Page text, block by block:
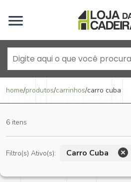
home/produtos/carrinhos/carro cuba
6 itens
Filtro(s) Ativo(s): Carro Cuba
Inicie uma conversa
Goiânia - Jardim América
Anápolis - Jundiaí